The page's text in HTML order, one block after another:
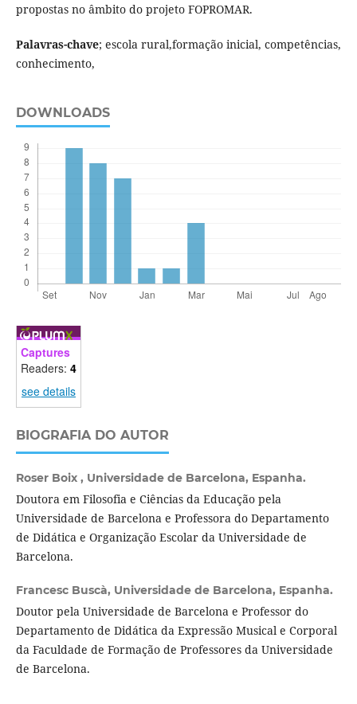
propostas no âmbito do projeto FOPROMAR.
Palavras-chave; escola rural,formação inicial, competências,
conhecimento,
DOWNLOADS
Captures
Readers: 4
see details
BIOGRAFIA DO AUTOR
Roser Boix , Universidade de Barcelona, Espanha.
Doutora em Filosofia e Ciências da Educação pela
Universidade de Barcelona e Professora do Departamento
de Didática e Organização Escolar da Universidade de
Barcelona.
Francesc Buscà, Universidade de Barcelona, Espanha.
Doutor pela Universidade de Barcelona e Professor do
Departamento de Didática da Expressão Musical e Corporal
da Faculdade de Formação de Professores da Universidade
de Barcelona.